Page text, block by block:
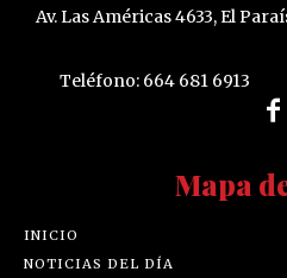
Av. Las Américas 4633, El
Teléfono: 664 681 6913
Mapa
INICIO
NOTICIAS DEL DÍA